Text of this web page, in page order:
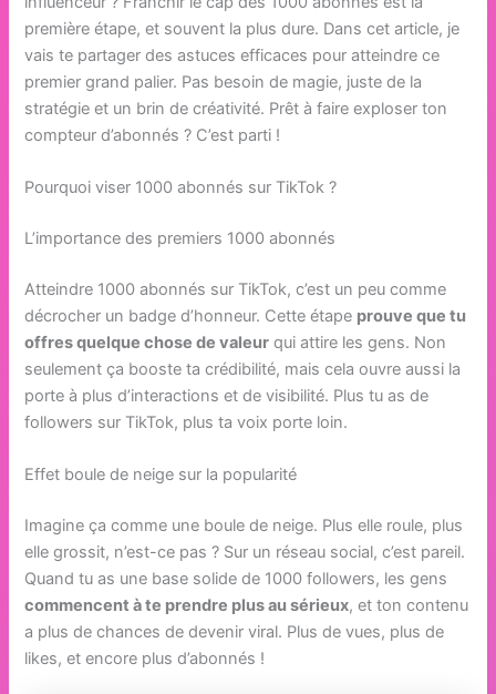
première étape, et souvent la plus dure. Dans cet article, je
vais te partager des astuces efficaces pour atteindre ce
premier grand palier. Pas besoin de magie, juste de la
stratégie et un brin de créativité. Prêt à faire exploser ton
compteur d’abonnés ? C’est parti !
Pourquoi viser 1000 abonnés sur TikTok ?
L’importance des premiers 1000 abonnés
Atteindre 1000 abonnés sur TikTok, c’est un peu comme
décrocher un badge d’honneur. Cette étape prouve que tu
offres quelque chose de valeur qui attire les gens. Non
seulement ça booste ta crédibilité, mais cela ouvre aussi la
porte à plus d’interactions et de visibilité. Plus tu as de
followers sur TikTok, plus ta voix porte loin.
Effet boule de neige sur la popularité
Imagine ça comme une boule de neige. Plus elle roule, plus
elle grossit, n’est-ce pas ? Sur un réseau social, c’est pareil.
Quand tu as une base solide de 1000 followers, les gens
commencent à te prendre plus au sérieux, et ton contenu
a plus de chances de devenir viral. Plus de vues, plus de
likes, et encore plus d’abonnés !